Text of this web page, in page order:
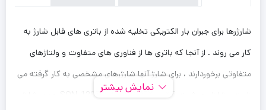
شارژرها برای جبران بار الکتریکی تخلیه شده از باتری های قابل شارژ به
کار می روند . از آنجا که باتری ها از فناوری های متفاوت و ولتاژهای
متفاوتی برخوردارند ، برای شارژ آنها شارژرهای مشخصی به کار گرفته می
نمایش بیشتر